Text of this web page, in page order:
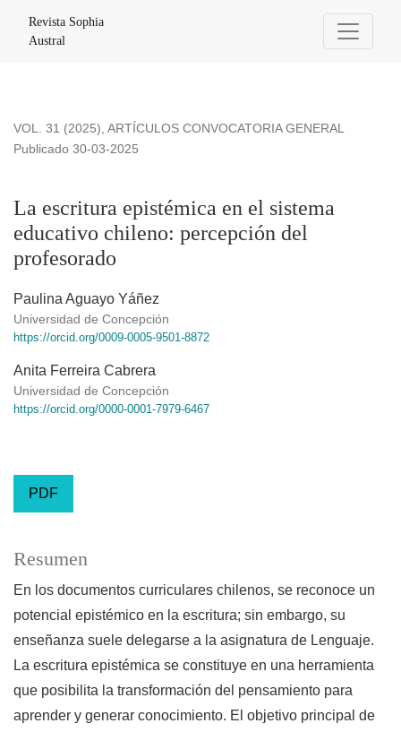
Revista Sophia
Austral
VOL. 31 (2025), ARTÍCULOS CONVOCATORIA GENERAL
La escritura epistémica en el sistema
educativo chileno: percepción del
profesorado
Publicado 30-03-2025
Paulina Aguayo Yáñez
Universidad de Concepción
https://orcid.org/0009-0005-9501-8872
Anita Ferreira Cabrera
Universidad de Concepción
https://orcid.org/0000-0001-7979-6467
PDF
Resumen
En los documentos curriculares chilenos, se reconoce un
potencial epistémico en la escritura; sin embargo, su
enseñanza suele delegarse a la asignatura de Lenguaje.
La escritura epistémica se constituye en una herramienta
que posibilita la transformación del pensamiento para
aprender y generar conocimiento. El objetivo principal de